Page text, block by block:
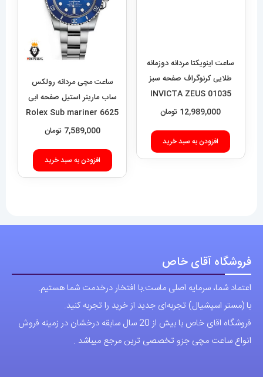
ساعت اینویکتا مردانه دوزمانه
طلایی کرنوگراف صفحه سبز
01035 INVICTA ZEUS
12,989,000تومان
افزودن به سبد خرید
ساعت مچی مردانه رولکس
ساب مارینر استیل صفحه ابی
6625 Rolex Sub mariner
7,589,000 تومان
افزودن به سبد خرید
فروشگاه آقای خاص
اعتماد شما، سرمایه اصلی ماست.با افتخار درخدمت شما هستیم.
با (مستر اسپشیال) تجربه‌ای جدید از خرید را تجربه کنید.
فروشگاه اقای خاص با بیش از 20 سال سابقه درخشان در زمینه فروش
انواع ساعت مچی جزو تخصصی ترین مرجع میباشد .